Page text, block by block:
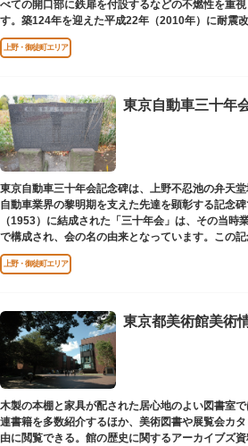
べての開口部に鉄扉を付設するなどの不燃性を重
す。築124年を迎えた平成22年（2010年）に耐震
改修が施されました。
上野・御徒町エリア
東京自動車三十年
東京自動車三十年会記念碑は、上野不忍池の弁天
自動車業界の黎明期を支えた先達を顕彰する記念
（1953）に結成された「三十年会」は、その当時
で構成され、会の名の由来となっています。この
（1975）に同会が建立しました。
上野・御徒町エリア
東京都美術館美術
木製の本棚と家具が配された居心地のよい図書室
連書籍を多数紹介するほか、美術図書や展覧会カ
由に閲覧できる。館の歴史に関するアーカイブズ